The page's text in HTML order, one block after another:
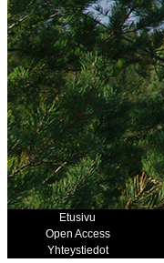
Etusivu
Open Access
Yhteystiedot